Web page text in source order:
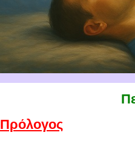
Πρόλογος